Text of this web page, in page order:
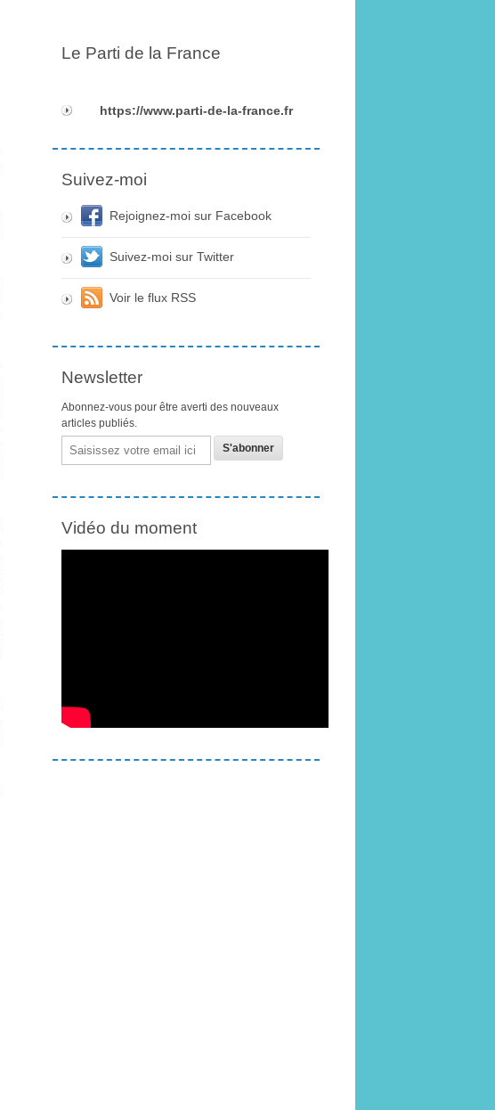
Le Parti de la France
https://www.parti-de-la-france.fr
Suivez-moi
Rejoignez-moi sur Facebook
Suivez-moi sur Twitter
Voir le flux RSS
Newsletter
Abonnez-vous pour être averti des nouveaux
articles publiés.
Email
Vidéo du moment